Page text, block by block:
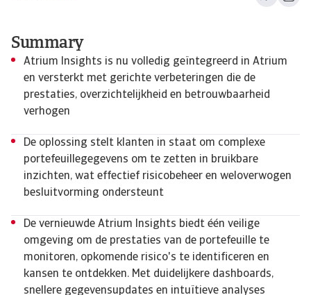
Summary
Atrium Insights is nu volledig geïntegreerd in Atrium
en versterkt met gerichte verbeteringen die de
prestaties, overzichtelijkheid en betrouwbaarheid
verhogen
De oplossing stelt klanten in staat om complexe
portefeuillegegevens om te zetten in bruikbare
inzichten, wat effectief risicobeheer en weloverwogen
besluitvorming ondersteunt
De vernieuwde Atrium Insights biedt één veilige
omgeving om de prestaties van de portefeuille te
monitoren, opkomende risico's te identificeren en
kansen te ontdekken. Met duidelijkere dashboards,
snellere gegevensupdates en intuïtieve analyses